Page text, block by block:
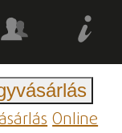
Online